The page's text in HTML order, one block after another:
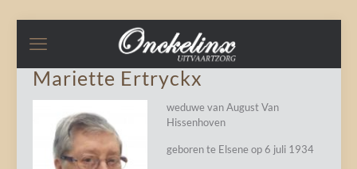
Mariette Ertryckx
weduwe van August Van
Hissenhoven
geboren te Elsene op 6 juli 1934